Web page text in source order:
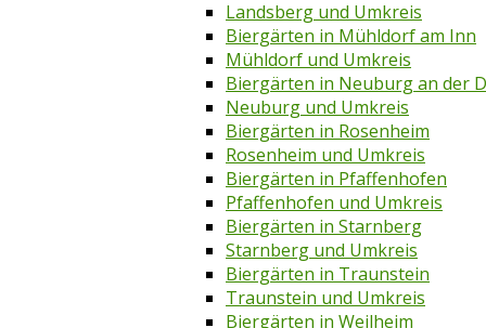
Landsberg und Umkreis
Biergärten in Mühldorf am Inn
Mühldorf und Umkreis
Biergärten in Neuburg an der
Neuburg und Umkreis
Biergärten in Rosenheim
Rosenheim und Umkreis
Biergärten in Pfaffenhofen
Pfaffenhofen und Umkreis
Biergärten in Starnberg
Starnberg und Umkreis
Biergärten in Traunstein
Traunstein und Umkreis
Biergärten in Weilheim